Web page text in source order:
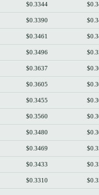
$0.3344
$0.3390
$0.3461
$0.3496
$0.3637
$0.3605
$0.3455
$0.3560
$0.3480
$0.3469
$0.3433
$0.3310